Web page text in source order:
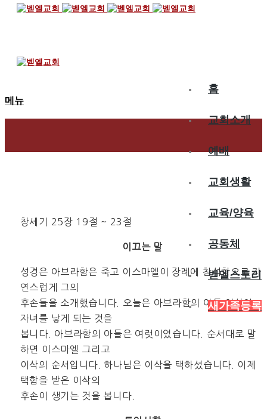
홈
교회소개
예배
교회생활
교육/양육
공동체
벧엘스토리
새가족등록
메뉴
창세기 25장 19절 ~ 23절
이끄는 말
성경은 아브라함은 죽고 이스마엘이 장례에 참석함으로 자
연스럽게 그의
후손들을 소개했습니다. 오늘은 아브라함의 아들 이삭이
자녀를 낳게 되는 것을
봅니다. 아브라함의 아들은 여럿이었습니다. 순서대로 말
하면 이스마엘 그리고
이삭의 순서입니다. 하나님은 이삭을 택하셨습니다. 이제
택함을 받은 이삭의
후손이 생기는 것을 봅니다.